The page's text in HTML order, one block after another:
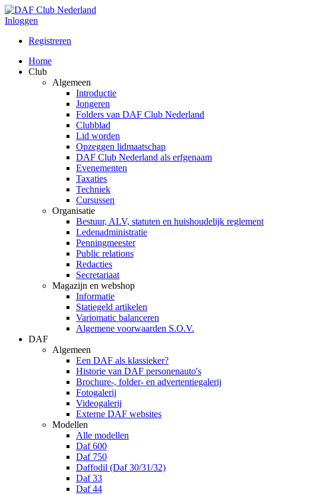
Inloggen
Registreren
Home
Club
Algemeen
Introductie
Jongeren
Folders van DAF Club Nederland
Clubblad
Lid worden
Opzeggen lidmaatschap
DAF Club Nederland als erfgenaam
Evenementen
Taxaties
Techniek
Cursussen
Organisatie
Bestuur, ALV, statuten en huishoudelijk reglement
Ledenadministratie
Penningmeester
Public relations
Redacties
Secretariaat
Magazijn en webshop
Informatie
Statiegeld artikelen
Variomatic balanceren
Algemene voorwaarden S.O.V.
DAF
Algemeen
Een DAF als klassieker?
Historie van DAF personenauto's
Brochure-, folder- en advertentiegalerij
Fotogalerij
Videogalerij
Externe DAF websites
Modellen
Alle modellen
Daf 600
Daf 750
Daffodil (Daf 30/31/32)
Daf 33
Daf 44